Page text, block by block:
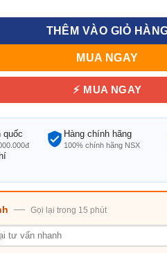
THÊM VÀO GIỎ
MUA NGAY
⚡ MUA NGAY
quốc Hàng chính hãng
100% chính hãng NSX
— Gọi lại trong 15 phút